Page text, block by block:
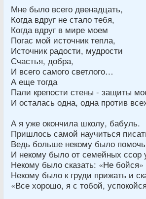
Мне было всего двенадцать,
Когда вдруг не стало тебя,
Когда вдруг в мире моем
Погас мой источник тепла,
Источник радости, мудрости
Счастья, добра,
И всего самого светлого…
А еще тогда
Пали крепости стены - защиты
И осталась одна, одна против
А я уже окончила школу, бабуль.
Пришлось самой научиться
Ведь больше некому было
И некому было от семейных ссор
Некому было сказать: «Не бойся»
Некому было к груди прижать и
«Все хорошо, я с тобой,